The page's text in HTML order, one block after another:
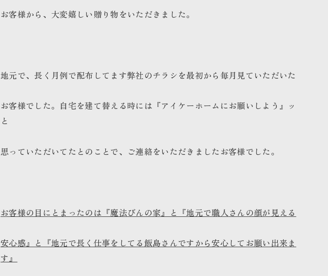
お客様から、大変嬉しい贈り物をいただきました。
地元で、長く月例で配布してます弊社のチラシを最初から毎月見ていただいた
お客様でした。自宅を建て替える時には『アイケーホームにお願いしよう』ッ
と
思っていただいてたとのことで、ご連絡をいただきましたお客様でした。
お客様の目にとまったのは『魔法びんの家』と『地元で職人さんの顔が見える
安心感』と『地元で長く仕事をしてる飯島さんですから安心してお願い出来ま
す』